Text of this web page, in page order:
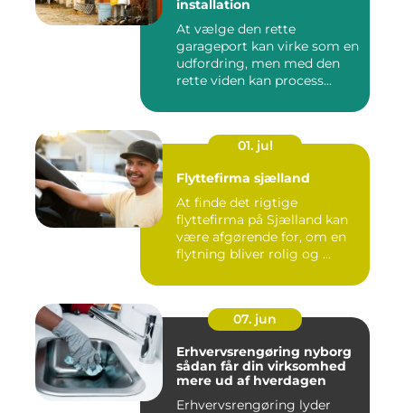
installation
At vælge den rette
garageport kan virke som en
udfordring, men med den
rette viden kan process...
01. jul
Flyttefirma sjælland
At finde det rigtige
flyttefirma på Sjælland kan
være afgørende for, om en
flytning bliver rolig og ...
07. jun
Erhvervsrengøring nyborg
sådan får din virksomhed
mere ud af hverdagen
Erhvervsrengøring lyder